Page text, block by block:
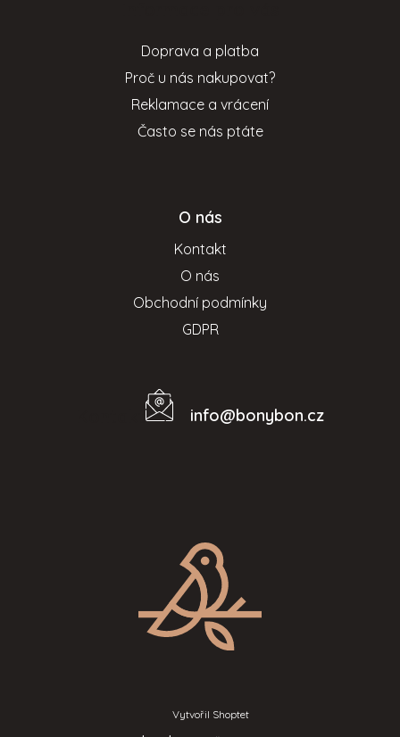
Doprava a platba
Proč u nás nakupovat?
Reklamace a vrácení
Často se nás ptáte
O nás
Kontakt
O nás
Obchodní podmínky
GDPR
info@bonybon.cz
Vytvořil Shoptet